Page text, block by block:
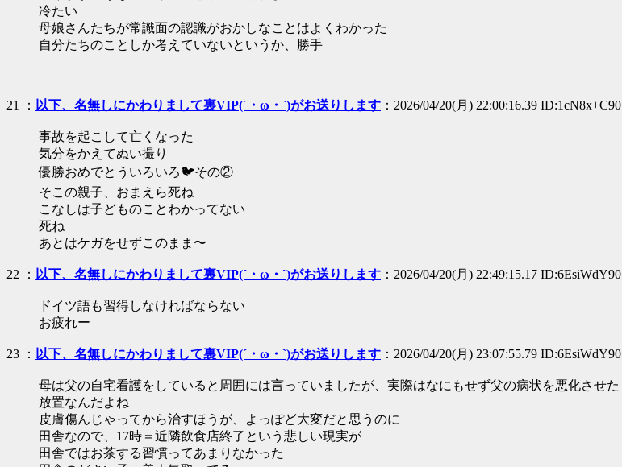
冷たい
母娘さんたちが常識面の認識がおかしなことはよくわかった
自分たちのことしか考えていないというか、勝手
21 ： 以下、名無しにかわりまして裏VIP(´・ω・`)がお送りします ：2026/04/20(月) 22:00:16.39 ID:1cN8x+C90
事故を起こして亡くなった
気分をかえてぬい撮り
優勝おめでとういろいろ🐦その②
そこの親子、おまえら死ね
こなしは子どものことわかってない
死ね
あとはケガをせずこのまま〜
22 ： 以下、名無しにかわりまして裏VIP(´・ω・`)がお送りします ：2026/04/20(月) 22:49:15.17 ID:6EsiWdY90
ドイツ語も習得しなければならない
お疲れー
23 ： 以下、名無しにかわりまして裏VIP(´・ω・`)がお送りします ：2026/04/20(月) 23:07:55.79 ID:6EsiWdY90
母は父の自宅看護をしていると周囲には言っていましたが、実際はなにもせず父の病状を悪化させた
放置なんだよね
皮膚傷んじゃってから治すほうが、よっぽど大変だと思うのに
田舎なので、17時＝近隣飲食店終了という悲しい現実が
田舎ではお茶する習慣ってあまりなかった